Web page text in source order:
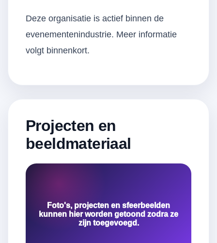
Deze organisatie is actief binnen de
evenementenindustrie. Meer informatie
volgt binnenkort.
Projecten en
beeldmateriaal
Foto's, projecten en sfeerbeelden
kunnen hier worden getoond zodra ze
zijn toegevoegd.